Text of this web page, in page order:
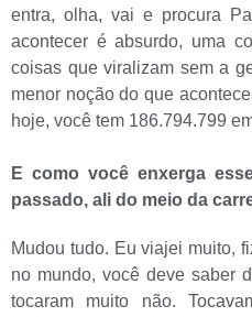
entra, olha, vai e procura
acontecer é absurdo, uma
coisas que viralizam sem a
menor noção do que
hoje, você tem 186.794.799
E como você enxerga
passado, ali do meio da
Mudou tudo. Eu viajei muito,
no mundo, você deve saber
tocaram muito não.